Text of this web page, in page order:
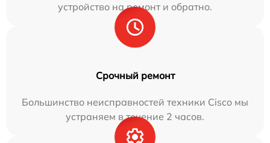
устройство на ремонт и обратно.
Срочный ремонт
Большинство неисправностей техники Cisco мы
устраняем в течение 2 часов.